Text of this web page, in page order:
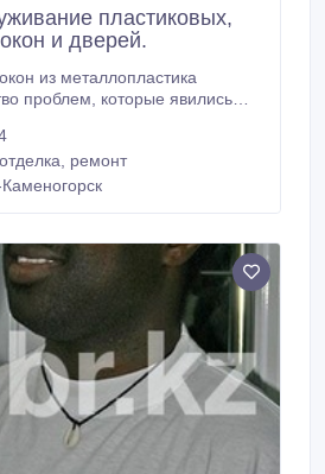
пластиковых,
и дверей.
из металлопластика
которые явились
или случайные
ремонт
Каменогорск